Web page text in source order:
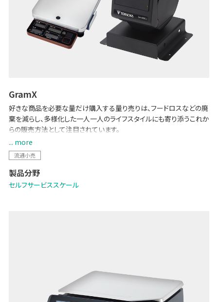
GramX
好きな商品を必要な量だけ購入する量り売りは、フードロスなどの廃
棄を減らし、多様化した一人一人のライフスタイルにも寄り添うこれか
らの販売方法として注目されています。
「GramX」は、複数商品を一つの容器でスムーズに買い回りできるバ
ルク販売システムです。異なる単価の商品をセルフ量り売りで販売す
ることができるため、各商品の価値に合わせた価格設定が可能になり
ます。
（※リリース準備中）
... more
流通小売
製品分野
セルフサービススケール